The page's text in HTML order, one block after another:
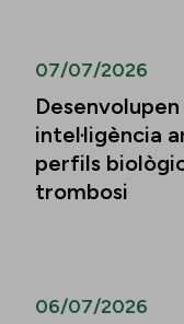
07/07/2026
intel·ligència
perfils
trombosi
06/07/2026